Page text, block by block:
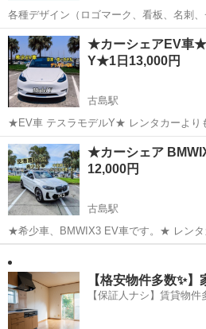
各種デザイン（ロゴマーク、看板、名刺
ニフォーム、グッズ）印刷、製作まで、ご
舗や会社のデザイン業務でお困りの事業
わせください！ 起業、開...
沖縄 沖縄市
★カーシェアEV車
Y★1日13,000円
古島駅
★EV車 テスラモデルY★ レンタカーよりも激安です‼️ モデルY、フル
装備 ※購入検討中だけど乗ってみたい方 ※EV車に興味がある方 ※外
車好きな方 ※旅行で使いたい方 ※デート
て頂ける方よろ...
沖縄 宜野湾市
★カーシェア
12,000円
古島駅
★希少車、BMWIX3 EV車です。★ レンタカーよりも激安です‼️ 2022
年式、フル装備 ※購入検討中だけど乗ってみたい方 ※EV車に興味が
ある方 ※外車好きな方 ※旅行で使いたい
ろしくお願...
【格安物件多数✨
【保証人ナシ】賃貸物件